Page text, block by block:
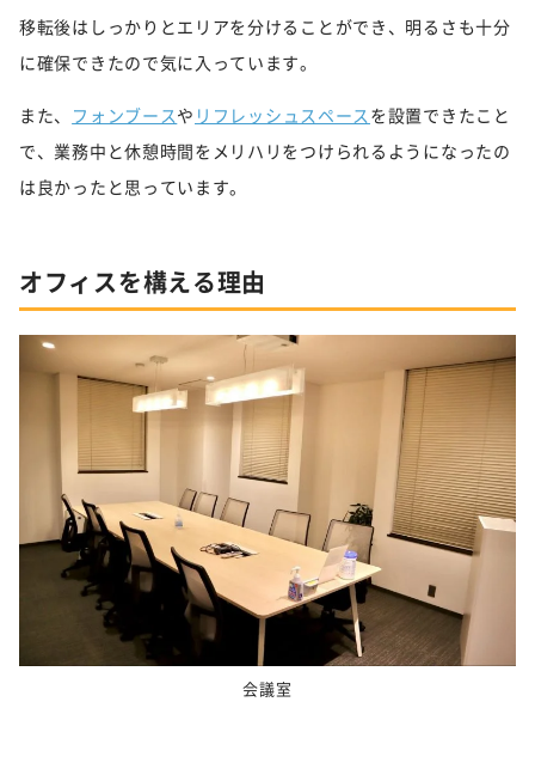
移転後はしっかりとエリアを分けることができ、明るさも十分
に確保できたので気に入っています。
また、 フォンブースや リフレッシュスペース を設置できたこと
で、業務中と休憩時間をメリハリをつけられるようになったの
は良かったと思っています。
オフィスを構える理由
会議室